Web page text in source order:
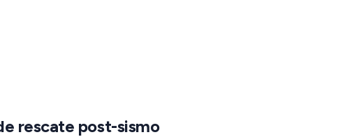
rescate post-sismo